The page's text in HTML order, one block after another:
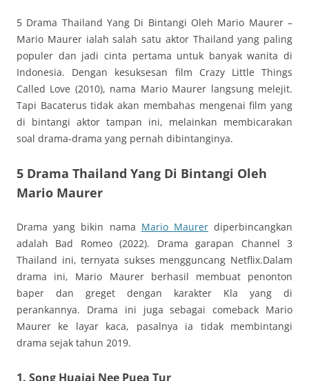
5 Drama Thailand Yang Di Bintangi Oleh Mario Maurer –
Mario Maurer ialah salah satu aktor Thailand yang paling
populer dan jadi cinta pertama untuk banyak wanita di
Indonesia. Dengan kesuksesan film Crazy Little Things
Called Love (2010), nama Mario Maurer langsung melejit.
Tapi Bacaterus tidak akan membahas mengenai film yang
di bintangi aktor tampan ini, melainkan membicarakan
soal drama-drama yang pernah dibintanginya.
5 Drama Thailand Yang Di Bintangi Oleh
Mario Maurer
Drama yang bikin nama Mario Maurerdiperbincangkan
adalah Bad Romeo (2022). Drama garapan Channel 3
Thailand ini, ternyata sukses mengguncang Netflix.Dalam
drama ini, Mario Maurer berhasil membuat penonton
baper dan greget dengan karakter Kla yang di
perankannya. Drama ini juga sebagai comeback Mario
Maurer ke layar kaca, pasalnya ia tidak membintangi
drama sejak tahun 2019.
1. Song Huajai Nee Puea Tur